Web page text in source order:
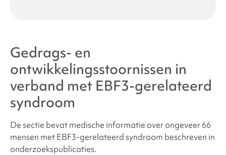
Gedrags- en
ontwikkelingsstoornissen in
verband met EBF3-gerelateerd
syndroom
De sectie bevat medische informatie over ongeveer 66
mensen metEBF3-gerelateerd syndroom beschreven in
onderzoekspublicaties.